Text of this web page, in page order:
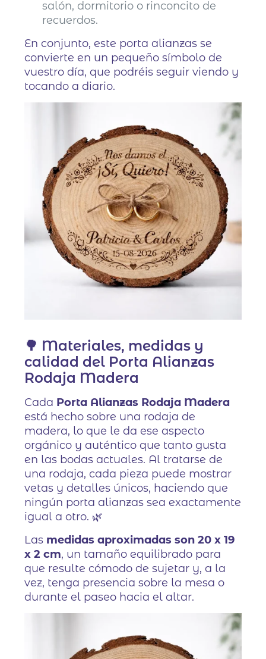
salón, dormitorio o rinconcito de
recuerdos.
En conjunto, este porta alianzas se
convierte en un pequeño símbolo de
vuestro día, que podréis seguir viendo y
tocando a diario.
🌳 Materiales, medidas y
calidad del Porta Alianzas
Rodaja Madera
Cada Porta Alianzas Rodaja Madera
está hecho sobre una rodaja de
madera, lo que le da ese aspecto
orgánico y auténtico que tanto gusta
en las bodas actuales. Al tratarse de
una rodaja, cada pieza puede mostrar
vetas y detalles únicos, haciendo que
ningún porta alianzas sea exactamente
igual a otro. 🌿
Las medidas aproximadas son 20 x 19
x 2 cm, un tamaño equilibrado para
que resulte cómodo de sujetar y, a la
vez, tenga presencia sobre la mesa o
durante el paseo hacia el altar.